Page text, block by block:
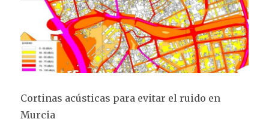
Cortinas acústicas para evitar el ruido en
Murcia